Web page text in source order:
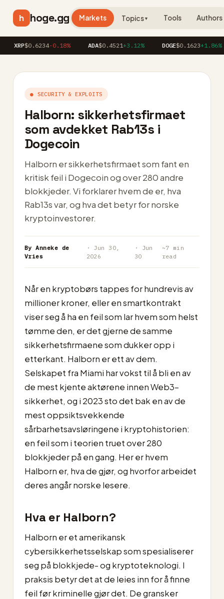
h hoge.gg Markets Topics▼ Tools Authors
$0.6234-0.18% ADA $0.4521+3.12% DOGE $0.1623+1.86%
● SECURITY & EXPLOITS
Halborn: sikkerhetsfirmaet
som avdekket Rab13s i
Dogecoin
Halborn er sikkerhetsfirmaet som fant en
kritisk feil i Dogecoin og over 280 andre
blokkjeder. Vi forklarer hvem de er, hva
Rab13s var, og hva det betyr for norske
kryptoinvestorer.
By Anneke de
Vries
· Jun 30,
2026
· Jun
30
~7 min
read
Når en kryptobørs tappes for hundrevis av
millioner kroner, eller en smartkontrakt
viser seg å ha en feil som lar hvem som helst
tømme den, er det gjerne de samme
sikkerhetsfirmaene som dukker opp i
etterkant. Halborn er ett av dem.
Selskapet fra Miami har vokst til å bli en av
de mest kjente aktørene innen Web3-
sikkerhet, og i 2023 sto det bak en av de
mest oppsiktsvekkende
sårbarhetsavsløringene i kryptohistorien:
en feil som i teorien truet over 280
blokkjeder på en gang. Her er hvem
Halborn er, hva de gjør, og hvorfor arbeidet
deres angår norske lesere.
Hva er Halborn?
Halborn er et amerikansk
cybersikkerhetsselskap som spesialiserer
seg på blokkjede- og kryptoteknologi. I
praksis betyr det at de leies inn for å finne
feil før kriminelle gjør det. De gransker